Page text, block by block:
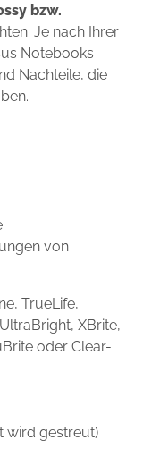
bzw.
Je nach Ihrer
Notebooks
Nachteile, die
von
TrueLife,
XBrite,
oder Clear-
wird gestreut)